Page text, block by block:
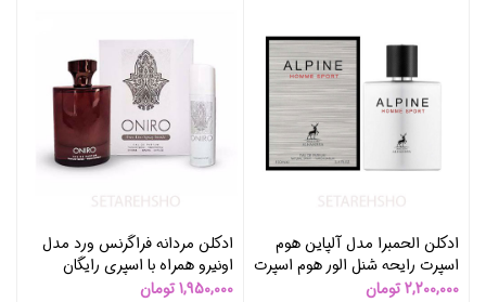
ادکلن الحمبرا مدل آلپاین هوم
اسپرت رایحه شنل الور هوم اسپرت
2,200,000تومان
ادکلن مردانه فراگرنس ورد مدل
اونیرو همراه با اسپری رایگان
1,950,000 تومان